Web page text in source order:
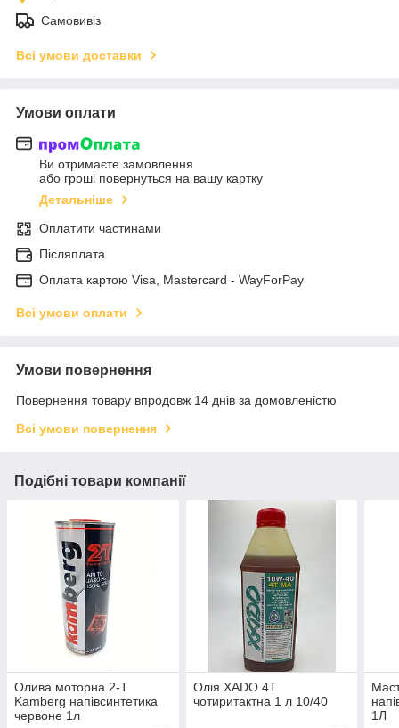
Самовивіз
Всі умови доставки
Умови оплати
Ви отримаєте замовлення
або гроші повернуться на вашу картку
Детальніше
Оплатити частинами
Післяплата
Оплата картою Visa, Mastercard - WayForPay
Всі умови оплати
Умови повернення
Повернення товару впродовж 14 днів за домовленістю
Всі умови повернення
Подібні товари компанії
Олива моторна 2-Т
Kamberg напівсинтетика
червоне 1л
Олія XADO 4Т
чотиритактна 1 л 10/40
1Л